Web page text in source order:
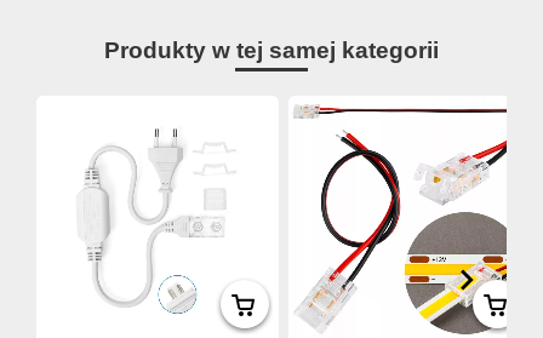
Produkty w tej samej kategorii